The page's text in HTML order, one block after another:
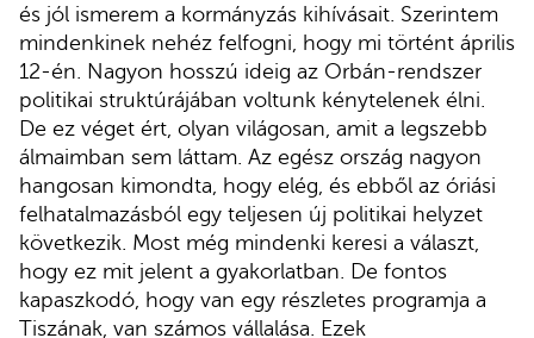
és jól ismerem a kormányzás kihívásait. Szerintem
mindenkinek nehéz felfogni, hogy mi történt április
12-én. Nagyon hosszú ideig az Orbán-rendszer
politikai struktúrájában voltunk kénytelenek élni.
De ez véget ért, olyan világosan, amit a legszebb
álmaimban sem láttam. Az egész ország nagyon
hangosan kimondta, hogy elég, és ebből az óriási
felhatalmazásból egy teljesen új politikai helyzet
következik. Most még mindenki keresi a választ,
hogy ez mit jelent a gyakorlatban. De fontos
kapaszkodó, hogy van egy részletes programja a
Tiszának, van számos vállalása. Ezek